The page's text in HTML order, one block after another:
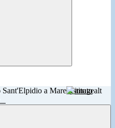
Istituto